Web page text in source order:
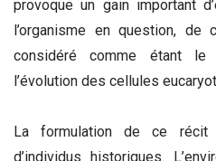
provoque un gain important
l’organisme en question,
considéré comme étant le
l’évolution des cellules
La formulation de ce récit
d’individus historiques.